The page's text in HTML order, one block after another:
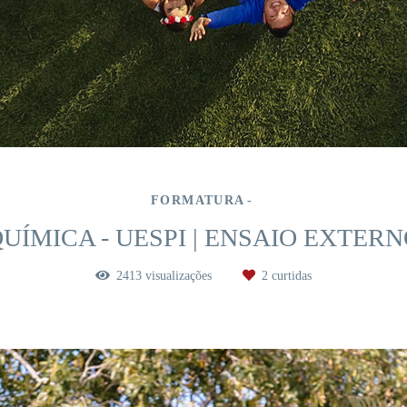
FORMATURA
- UESPI | ENSAIO
2413 visualizações 2 curtidas